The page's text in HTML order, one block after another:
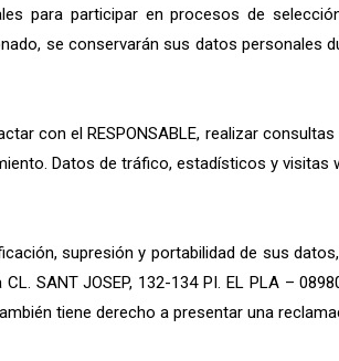
para participar en procesos de
se conservarán sus datos personales
con el RESPONSABLE, realizar
Datos de tráfico, estadísticos y
supresión y portabilidad de sus
SANT JOSEP, 132-134 PI. EL PLA –
tiene derecho a presentar una